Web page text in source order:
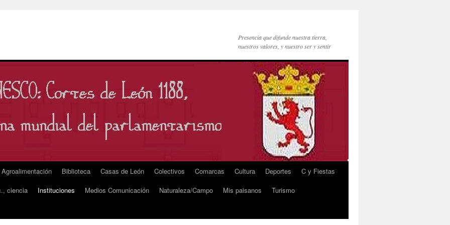
Presencia que difunde nuestra tierra,
nuestros valores, y nuestro ser y sentir
Agroalimentación Biblioteca Casas de León Colectivos Comarcas Cultura Deportes
C y Fiestas
ciencia Instituciones Medios Comunicación Naturaleza/Campo Mis paisanos
Turismo